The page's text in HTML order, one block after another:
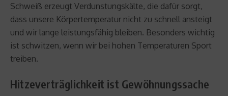
Schweiß erzeugt Verdunstungskälte, die dafür sorgt,
dass unsere Körpertemperatur nicht zu schnell ansteigt
und wir lange leistungsfähig bleiben. Besonders wichtig
ist schwitzen, wenn wir bei hohen Temperaturen Sport
treiben.
Hitzeverträglichkeit ist Gewöhnungssache